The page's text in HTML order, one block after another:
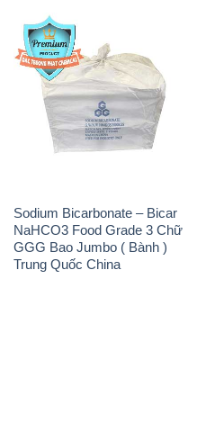
Sodium Bicarbonate – Bicar
NaHCO3 Food Grade 3 Chữ
GGG Bao Jumbo ( Bành )
Trung Quốc China